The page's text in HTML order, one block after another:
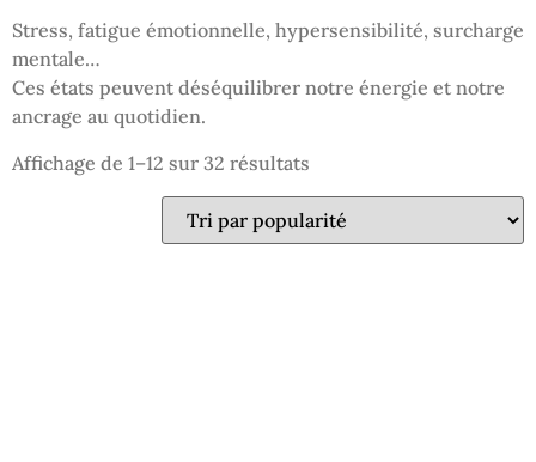
Stress, fatigue émotionnelle, hypersensibilité, surcharge
mentale…
Ces états peuvent déséquilibrer notre énergie et notre
ancrage au quotidien.
Affichage de 1–12 sur 32 résultats